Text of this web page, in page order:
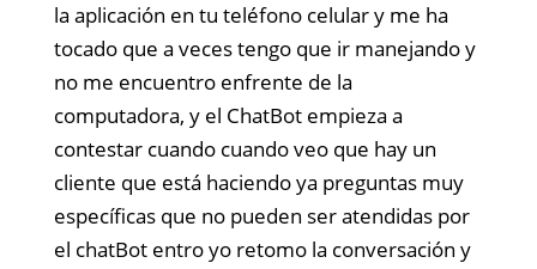
la aplicación en tu teléfono celular y me ha
tocado que a veces tengo que ir manejando y
no me encuentro enfrente de la
computadora, y el ChatBot empieza a
contestar cuando cuando veo que hay un
cliente que está haciendo ya preguntas muy
específicas que no pueden ser atendidas por
el chatBot entro yo retomo la conversación y